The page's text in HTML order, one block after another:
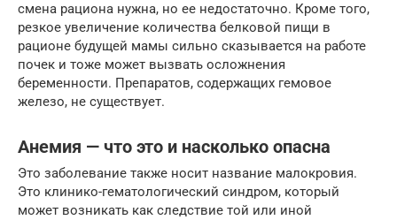
смена рациона нужна, но ее недостаточно. Кроме того,
резкое увеличение количества белковой пищи в
рационе будущей мамы сильно сказывается на работе
почек и тоже может вызвать осложнения
беременности. Препаратов, содержащих гемовое
железо, не существует.
Анемия — что это и насколько опасна
Это заболевание также носит название малокровия.
Это клинико-гематологический синдром, который
может возникать как следствие той или иной